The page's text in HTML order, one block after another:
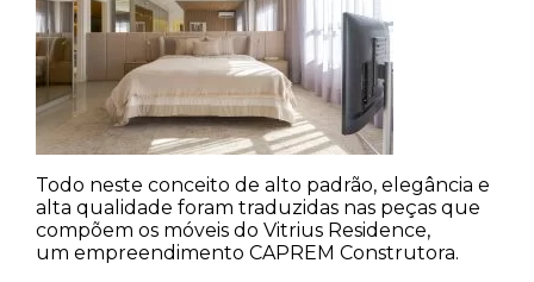
Todo neste conceito de alto padrão, elegância e
alta qualidade foram traduzidas nas peças que
compõem os móveis do Vitrius Residence,
um empreendimento CAPREM Construtora.